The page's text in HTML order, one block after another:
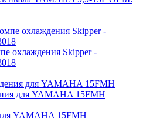
охлаждения Skipper -
для YAMAHA 15FMH